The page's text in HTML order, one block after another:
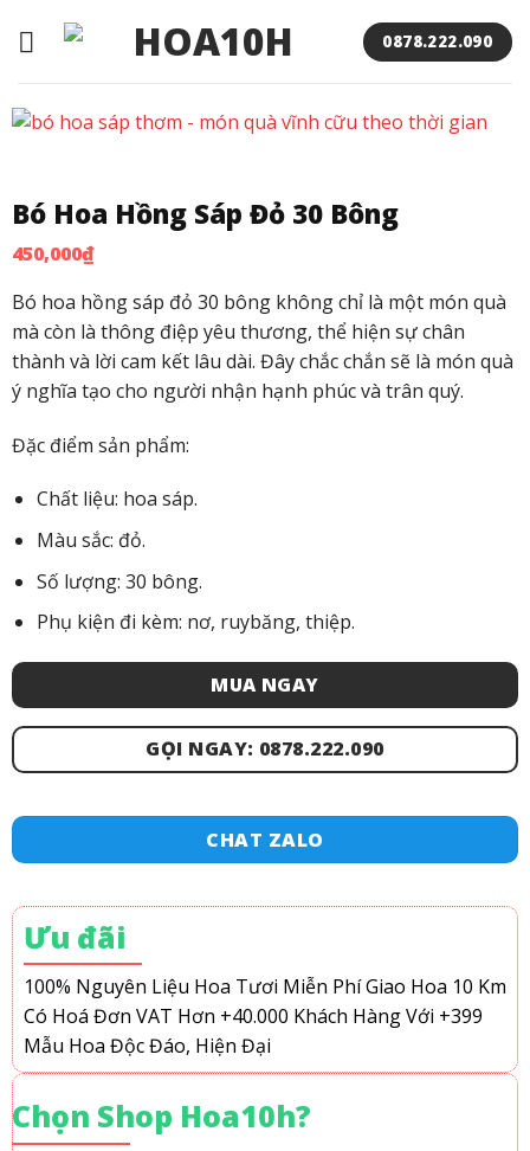
qua
dung
0878.222.090
Bó Hoa Hồng Sáp Đỏ 30 Bông
450,000₫
Bó hoa hồng sáp đỏ 30 bông không chỉ là một món quà
mà còn là thông điệp yêu thương, thể hiện sự chân
thành và lời cam kết lâu dài. Đây chắc chắn sẽ là món quà
ý nghĩa tạo cho người nhận hạnh phúc và trân quý.
Đặc điểm sản phẩm:
Chất liệu: hoa sáp.
Màu sắc: đỏ.
Số lượng: 30 bông.
Phụ kiện đi kèm: nơ, ruybăng, thiệp.
MUA NGAY
GỌI NGAY: 0878.222.090
CHAT ZALO
Ưu đãi
100% Nguyên Liệu Hoa Tươi Miễn Phí Giao Hoa 10 Km
Có Hoá Đơn VAT Hơn +40.000 Khách HàngVới +399
Mẫu Hoa Độc Đáo, Hiện Đại
Chọn Shop Hoa10h?